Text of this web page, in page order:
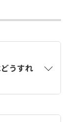
うすれ